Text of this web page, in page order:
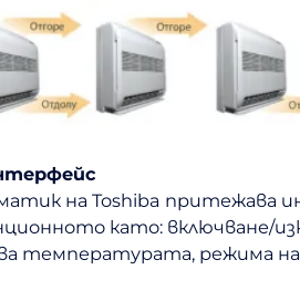
на Toshiba притежава
като: включване/
температурата, режима